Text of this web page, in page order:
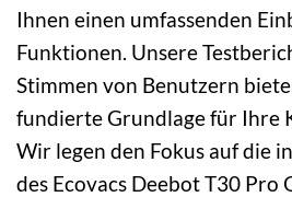
Ihnen einen umfassenden
Funktionen. Unsere
Stimmen von Benutzern
fundierte Grundlage für Ihre
Wir legen den Fokus auf die
des Ecovacs Deebot T30 Pro